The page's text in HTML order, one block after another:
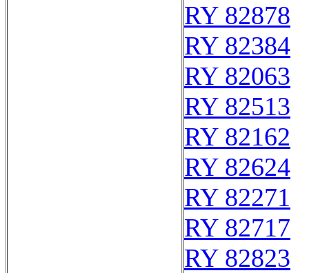
RY 82878
RY 82384
RY 82063
RY 82513
RY 82162
RY 82624
RY 82271
RY 82717
RY 82823